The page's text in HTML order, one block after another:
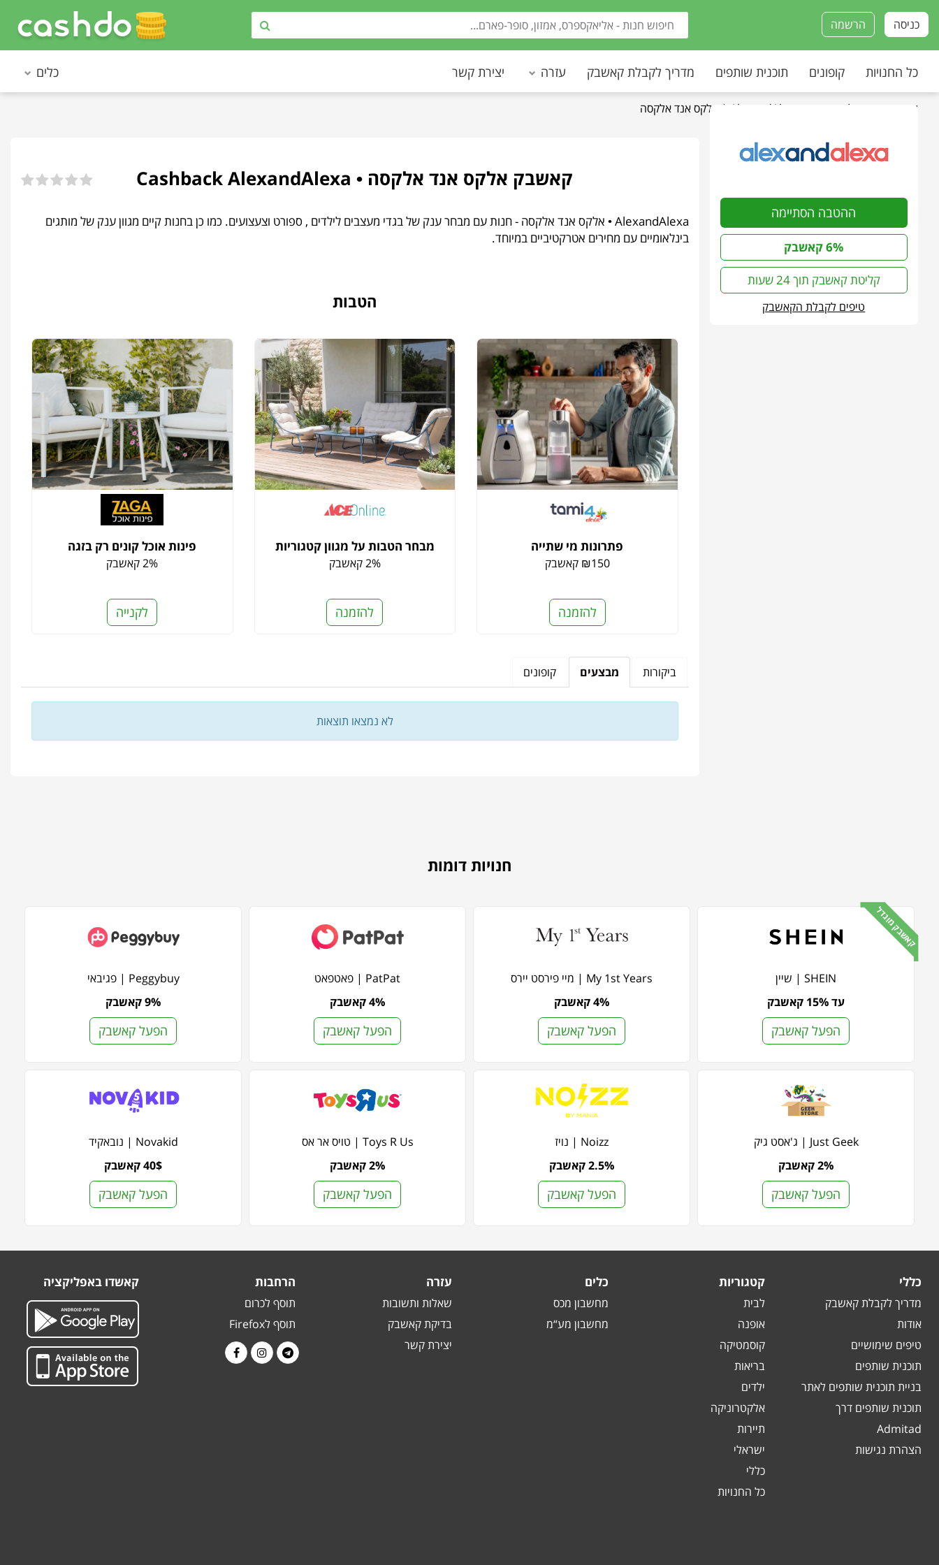
הרשמה כניסה
כל החנויות קופונים תוכנית שותפים מדריך לקבלת קאשבק עזרה יצירת קשר כלים
עמוד הבית כל החנויות AlexandAlexa | אלקס אנד אלקסה
ההטבה הסתיימה
6% קאשבק
קליטת קאשבק תוך 24 שעות
טיפים לקבלת הקאשבק
קאשבק אלקס אנד אלקסה • Cashback AlexandAlexa
AlexandAlexa • אלקס אנד אלקסה - חנות עם מבחר ענק של בגדי מעצבים לילדים , ספורט וצעצועים. כמו כן בחנות קיים מגוון ענק של מותגים
בינלאומיים עם מחירים אטרקטיביים במיוחד.
הטבות
פתרונות מי שתייה
₪150 קאשבק
להזמנה
מבחר הטבות על מגוון קטגוריות
2% קאשבק
להזמנה
פינות אוכל קונים רק בזגה
2% קאשבק
לקנייה
ביקורות מבצעים קופונים
לא נמצאו תוצאות
חנויות דומות
קאשבק מוגדל
SHEIN | שיין
עד 15% קאשבק
הפעל קאשבק
My 1st Years | מיי פירסט יירס
4% קאשבק
הפעל קאשבק
PatPat | פאטפאט
4% קאשבק
הפעל קאשבק
Peggybuy | פגיבאי
9% קאשבק
הפעל קאשבק
Just Geek | ג'אסט גיק
2% קאשבק
הפעל קאשבק
Noizz | נויז
2.5% קאשבק
הפעל קאשבק
Toys R Us | טויס אר אס
2% קאשבק
הפעל קאשבק
Novakid | נובאקיד
40$ קאשבק
הפעל קאשבק
כללי
מדריך לקבלת קאשבק
אודות
טיפים שימושיים
תוכנית שותפים
בניית תוכנית שותפים לאתר
תוכנית שותפים דרך
Admitad
הצהרת נגישות
קטגוריות
לבית
אופנה
קוסמטיקה
בריאות
ילדים
אלקטרוניקה
תיירות
ישראלי
כללי
כל החנויות
כלים
מחשבון מכס
מחשבון מע“מ
עזרה
שאלות ותשובות
בדיקת קאשבק
יצירת קשר
הרחבות
תוסף לכרום
תוסף לFirefox
קאשדו באפליקציה